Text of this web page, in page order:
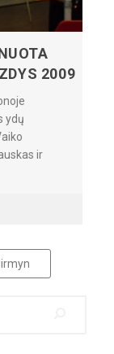
2009
ydų
ir